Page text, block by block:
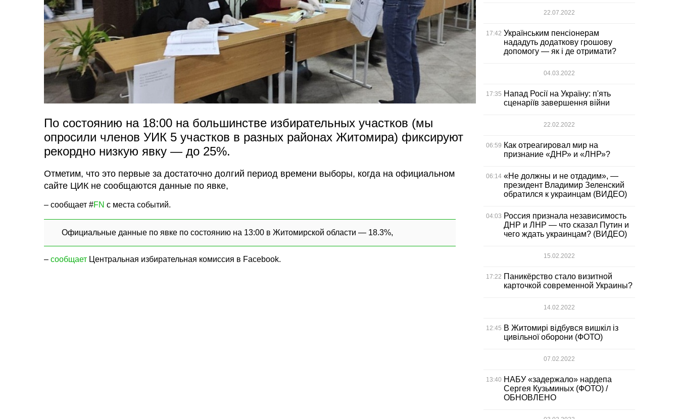
По состоянию на 18:00 на большинстве избирательных участков (мы
опросили членов УИК 5 участков в разных районах Житомира) фиксируют
рекордно низкую явку — до 25%.
Отметим, что это первые за достаточно долгий период времени выборы, когда на официальном
сайте ЦИК не сообщаются данные по явке,
– сообщает #FN с места событий.
Официальные данные по явке по состоянию на 13:00 в Житомирской области — 18.3%,
– сообщает Центральная избирательная комиссия в Facebook.
22.07.2022
17:42 Українським пенсіонерам
нададуть додаткову грошову
допомогу — як і де отримати?
04.03.2022
17:35 Напад Росії на Україну: п'ять
сценаріїв завершення війни
22.02.2022
06:59 Как отреагировал мир на
признание «ДНР» и «ЛНР»?
06:14 «Не должны и не отдадим», —
президент Владимир Зеленский
обратился к украинцам (ВИДЕО)
04:03 Россия признала независимость
ДНР и ЛНР — что сказал Путин и
чего ждать украинцам? (ВИДЕО)
15.02.2022
17:22 Паникёрство стало визитной
карточкой современной Украины?
14.02.2022
12:45 В Житомирі відбувся вишкіл із
цивільної оборони (ФОТО)
07.02.2022
13:40 НАБУ «задержало» нардепа
Сергея Кузьминых (ФОТО) /
ОБНОВЛЕНО